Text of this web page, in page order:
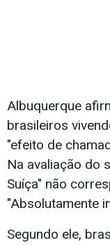
Albuquerque
brasileiros
"efeito de
Na avaliação do
Suíça" não
"Absolutamente
Segundo ele,